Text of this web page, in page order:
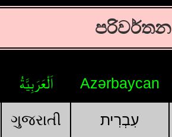
පරිවර්තන
اَلْعَرَبِيَّةُ Azərbaycan
ગુજરાતી עִבְרִית